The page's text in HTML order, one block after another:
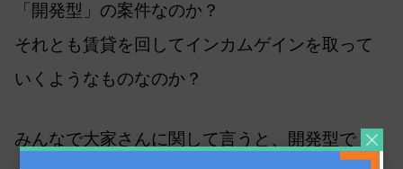
「開発型」の案件なのか？
それとも賃貸を回してインカムゲインを取って
いくようなものなのか？
みんなで大家さんに関して言うと、開発型で